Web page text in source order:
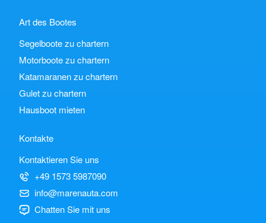
Art des Bootes
Segelboote zu chartern
Motorboote zu chartern
Katamaranen zu chartern
Gulet zu chartern
Hausboot mieten
Kontakte
Kontaktieren Sie uns
+49 1573 5987090
info@marenauta.com
Chatten Sie mit uns